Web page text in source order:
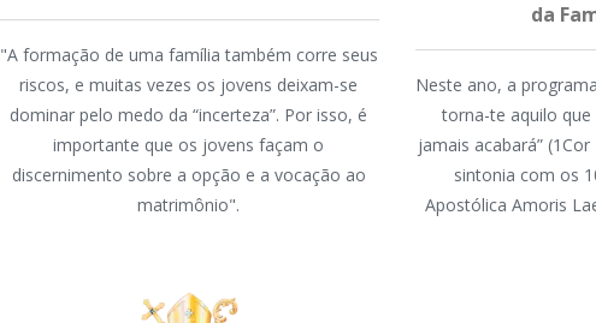
"A formação de uma família também corre seus
riscos, e muitas vezes os jovens deixam-se
dominar pelo medo da “incerteza”. Por isso, é
importante que os jovens façam o
discernimento sobre a opção e a vocação ao
matrimônio".
da
Neste ano, a
torna-te aquilo que
jamais acabará”
sintonia com os
Apostólica Amoris